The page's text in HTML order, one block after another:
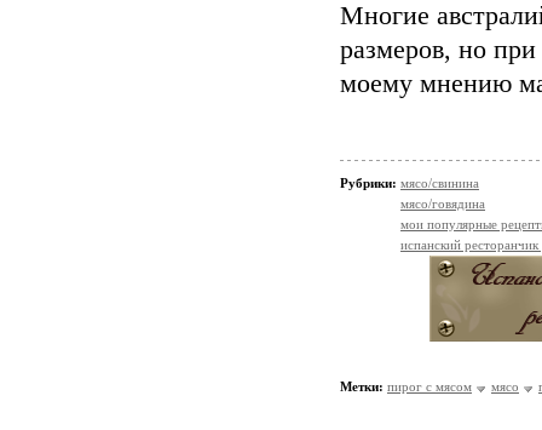
Многие
размеров, но
моему мнению
Рубрики: мясо/свинина
мясо/говядина
мои популярные
испанский
Метки: пирог с мясом мясо